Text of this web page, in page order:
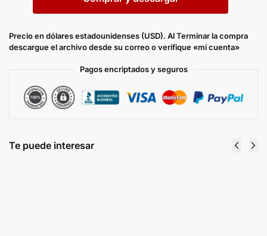
Precio en dólares estadounidenses (USD). Al Terminar la compra
descargue el archivo desde su correo o verifique «mi cuenta»
Pagos encriptados y seguros
Te puede interesar